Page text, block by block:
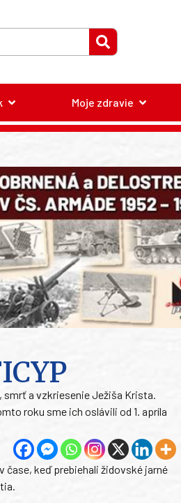
Moje zdravie
a vzkriesenie Ježiša Krista.
roku sme ich oslávili od 1. apríla
keď prebiehali židovské jarné